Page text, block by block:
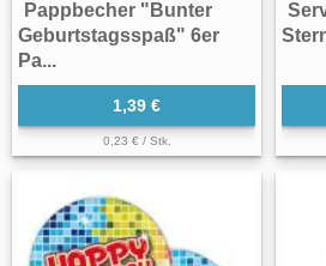
Pappbecher "Bunter
Geburtstagsspaß" 6er
Pa...
1,39 €
0,23 € / Stk.